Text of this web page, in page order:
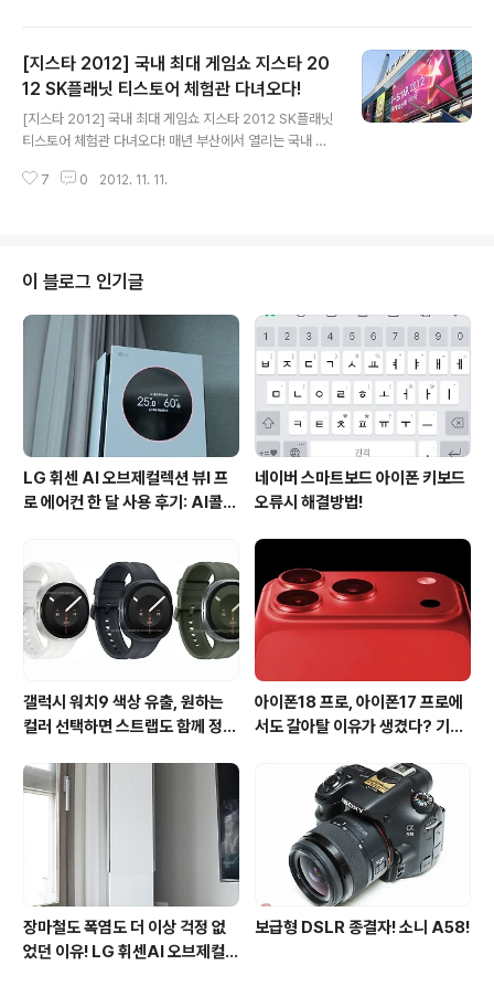
다. 마포대교 생명의 다리는 삼성생명과 서울이 함께 일부
부정적인 시각을 탈피해 상처를 치유하고 희망을 주는 서
울가볼만한곳, 서울명소로 자리 매김하고 있는 중이라고
하는데요, 저녁에 방문해서 그런지 조명을 받아 더욱 멋있
고 세련된 느낌이라 운치가 있었습니다. 생명의 다리는 중
간 전망대를 중심으로 상행 하행 양쪽을 포함 좌우에서 20
[지스타 2012] 국내 최대 게임쇼 지스타 20
12 SK플래닛 티스토어 체험관 다녀오다!
[지스타 2012] 국내 최대 게임쇼 지스타 2012 SK플래닛
티스토어 체험관 다녀오다! 매년 부산에서 열리는 국내 최
서 전세계 31개국 434사가 참여한 사상 최대 규모로 개최
요. 이번 지스타의 특징이라고 하면 모바일 게임업계들이
대거 참가한게 아닌가 생각됩니다. 국내 유명 모바일 게임
사로 유명한 게임빌을 비롯해 애니팡으로 열풍을 일으킨
선데이토즈, 나우콤, 컴투스, 지스타 공식 후원사인 위메이
드를 비롯해 SK플래닛도 지스타에서 만나볼 수 있었습니
다. 특히 이번 지스타 2012에는..
7 0 2012. 11. 11.
이 블로그 인기글
LG 휘센 AI 오브제컬렉션 뷰I 프
로 에어컨 한 달 사용 후기: AI콜드
네이버 스마트보드 아이폰 키보드
오류시 해결방법!
갤럭시 워치9 색상 유출, 원하는
컬러 선택하면 스트랩도 함께 정해
아이폰18 프로, 아이폰17 프로에
서도 갈아탈 이유가 생겼다? 기대
장마철도 폭염도 더 이상 걱정 없
었던 이유! LG 휘센AI 오브제컬렉
보급형 DSLR 종결자! 소니 A58!